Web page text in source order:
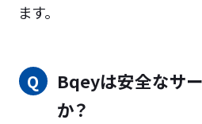
ます。
Bqeyは安全なサ
か？